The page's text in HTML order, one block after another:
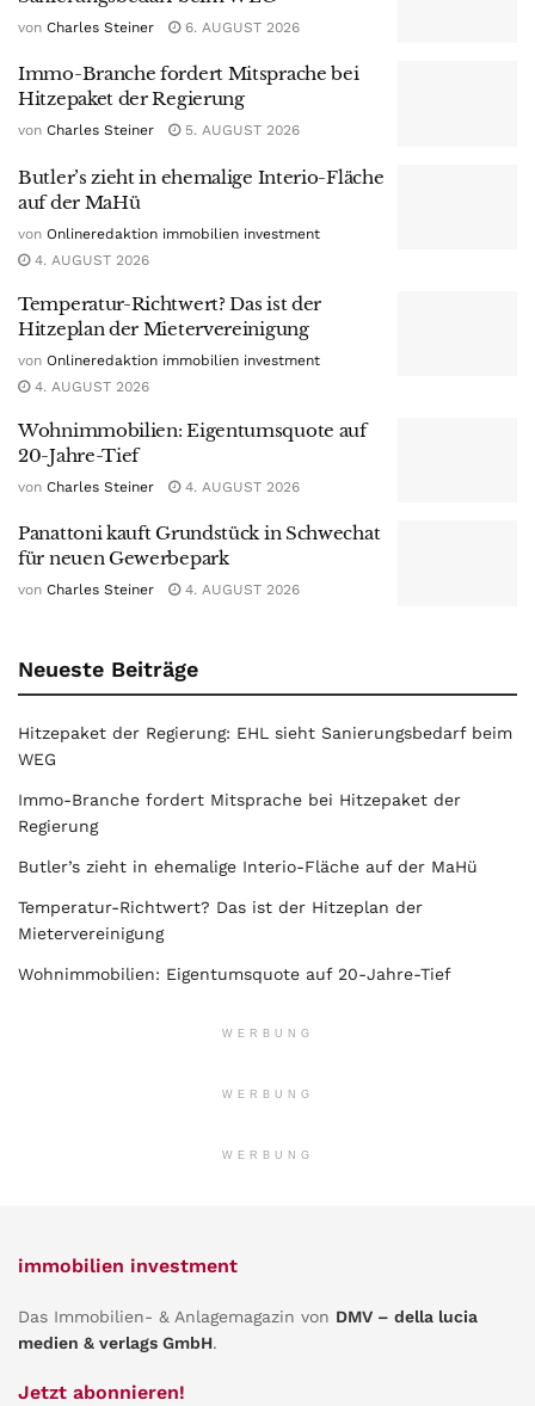
von Charles Steiner 6. AUGUST 2026
Immo-Branche fordert Mitsprache bei
Hitzepaket der Regierung
von Charles Steiner 5. AUGUST 2026
Butler’s zieht in ehemalige Interio-Fläche
auf der MaHü
von Onlineredaktion immobilien investment
4. AUGUST 2026
Temperatur-Richtwert? Das ist der
Hitzeplan der Mietervereinigung
von Onlineredaktion immobilien investment
4. AUGUST 2026
Wohnimmobilien: Eigentumsquote auf
20-Jahre-Tief
von Charles Steiner 4. AUGUST 2026
Panattoni kauft Grundstück in Schwechat
für neuen Gewerbepark
von Charles Steiner 4. AUGUST 2026
Neueste Beiträge
Hitzepaket der Regierung: EHL sieht Sanierungsbedarf beim
WEG
Immo-Branche fordert Mitsprache bei Hitzepaket der
Regierung
Butler’s zieht in ehemalige Interio-Fläche auf der MaHü
Temperatur-Richtwert? Das ist der Hitzeplan der
Mietervereinigung
Wohnimmobilien: Eigentumsquote auf 20-Jahre-Tief
WERBUNG
WERBUNG
WERBUNG
immobilien investment
Das Immobilien- & Anlagemagazin von DMV – della lucia
medien & verlags GmbH.
Jetzt abonnieren!